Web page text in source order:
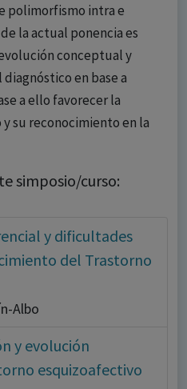
polimorfismo intra e
la actual ponencia es
conceptual y
en base a
a ello favorecer la
su reconocimiento en la
simposio/curso:
y dificultades
del Trastorno
Albo
y evolución
esquizoafectivo